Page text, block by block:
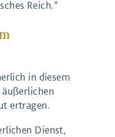
Reich.“
in diesem
äußerlichen
ertragen.
Dienst,